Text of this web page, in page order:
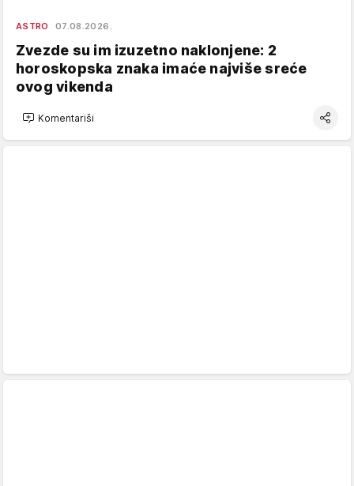
ASTRO 07.08.2026.
Zvezde su im izuzetno naklonjene: 2
horoskopska znaka imaće najviše sreće
ovog vikenda
Komentariši